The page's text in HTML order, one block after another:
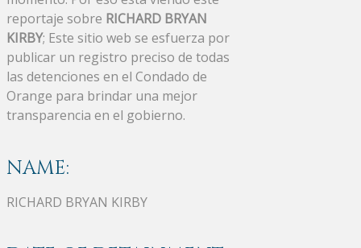
reportaje sobre RICHARD BRYAN
KIRBY; Este sitio web se esfuerza por
publicar un registro preciso de todas
las detenciones en el Condado de
Orange para brindar una mejor
transparencia en el gobierno.
NAME:
RICHARD BRYAN KIRBY